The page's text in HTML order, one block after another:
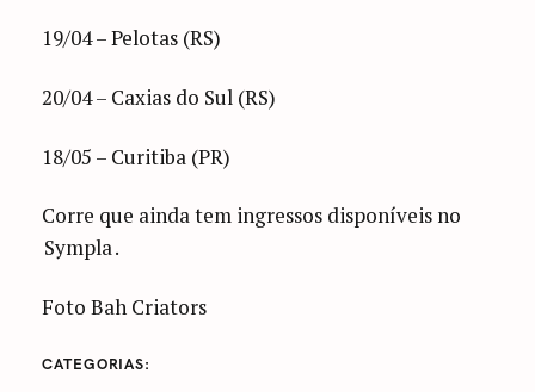
19/04 – Pelotas (RS)
20/04 – Caxias do Sul (RS)
18/05 – Curitiba (PR)
Corre que ainda tem ingressos disponíveis no
Sympla.
Foto Bah Criators
CATEGORIAS